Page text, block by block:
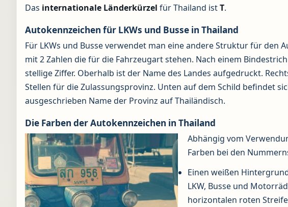
Das internationale Länderkürzel für Thailand istT.
Autokennzeichen für LKWs und Busse in Thailand
Für LKWs und Busse verwendet man eine andere Struktur für den
mit 2 Zahlen die für die Fahrzeugart stehen. Nach einem
stellige Ziffer. Oberhalb ist der Name des Landes aufgedruckt.
Stellen für die Zulassungsprovinz. Unten auf dem Schild befindet
ausgeschrieben Name der Provinz auf Thailändisch.
Die Farben der Autokennzeichen in Thailand
Abhängig vom
Farben bei den
Einen weißen
LKW, Busse und
horizontalen roten